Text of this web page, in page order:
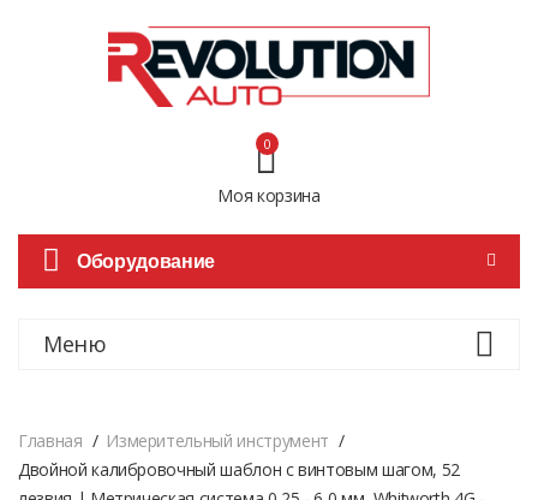
Моя корзина
0
Оборудование
Меню
Главная
Измерительный инструмент
Двойной калибровочный шаблон с винтовым шагом, 52